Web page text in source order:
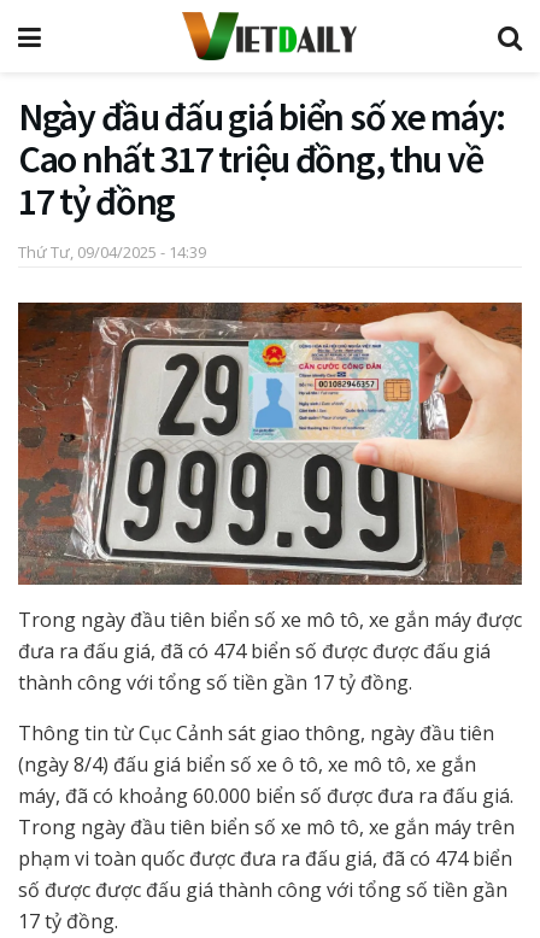
Ngày đầu đấu giá biển số xe máy:
Cao nhất 317 triệu đồng, thu về
17 tỷ đồng
Thứ Tư, 09/04/2025 - 14:39
Trong ngày đầu tiên biển số xe mô tô, xe gắn máy được
đưa ra đấu giá, đã có 474 biển số được được đấu giá
thành công với tổng số tiền gần 17 tỷ đồng.
Thông tin từ Cục Cảnh sát giao thông, ngày đầu tiên
(ngày 8/4) đấu giá biển số xe ô tô, xe mô tô, xe gắn
máy, đã có khoảng 60.000 biển số được đưa ra đấu giá.
Trong ngày đầu tiên biển số xe mô tô, xe gắn máy trên
phạm vi toàn quốc được đưa ra đấu giá, đã có 474 biển
số được được đấu giá thành công với tổng số tiền gần
17 tỷ đồng.